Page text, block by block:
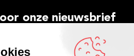
onze nieuwsbrief